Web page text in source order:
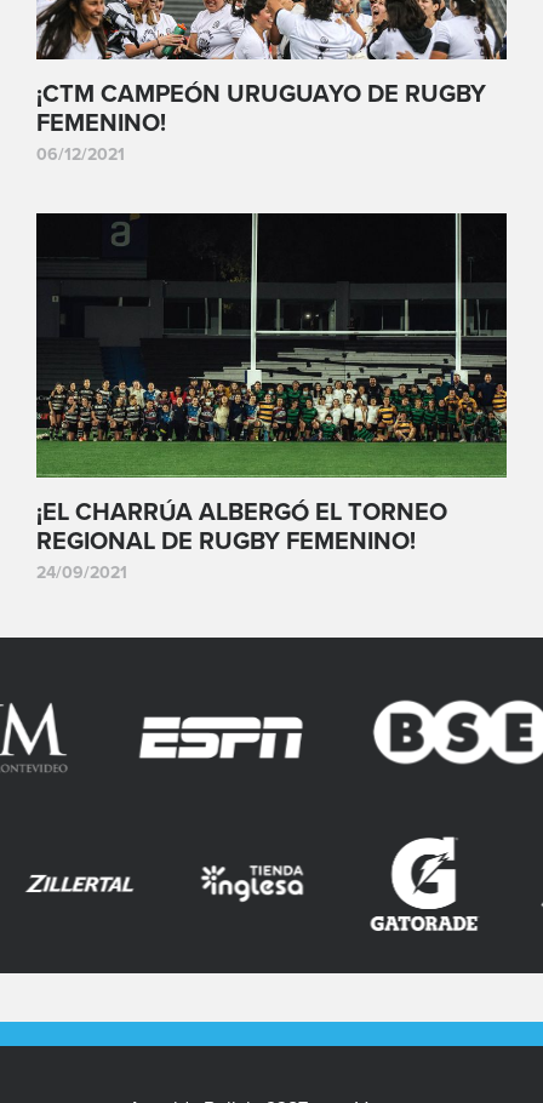
¡CTM CAMPEÓN URUGUAYO DE RUGBY
FEMENINO!
06/12/2021
¡EL CHARRÚA ALBERGÓ EL TORNEO
REGIONAL DE RUGBY FEMENINO!
24/09/2021